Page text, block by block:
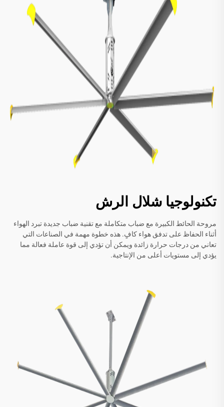
تكنولوجيا شلال الرش
مروحة الحائط الكبيرة مع ضباب متكاملة مع تقنية ضباب جديدة تبرد الهواء
أثناء الحفاظ على تدفق هواء كافٍ. هذه خطوة مهمة في الصناعات التي
تعاني من درجات حرارة زائدة ويمكن أن تؤدي إلى قوة عاملة فعالة مما
يؤدي إلى مستويات أعلى من الإنتاجية.